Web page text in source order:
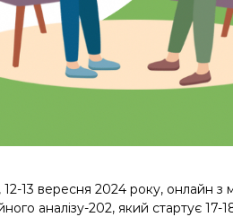
13 вересня 2024 року, онлайн з
аналізу-202, який стартує 17-